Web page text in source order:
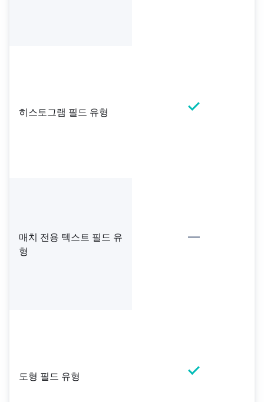
히스토그램 필드 유형
매치 전용 텍스트 필드 유
형
도형 필드 유형